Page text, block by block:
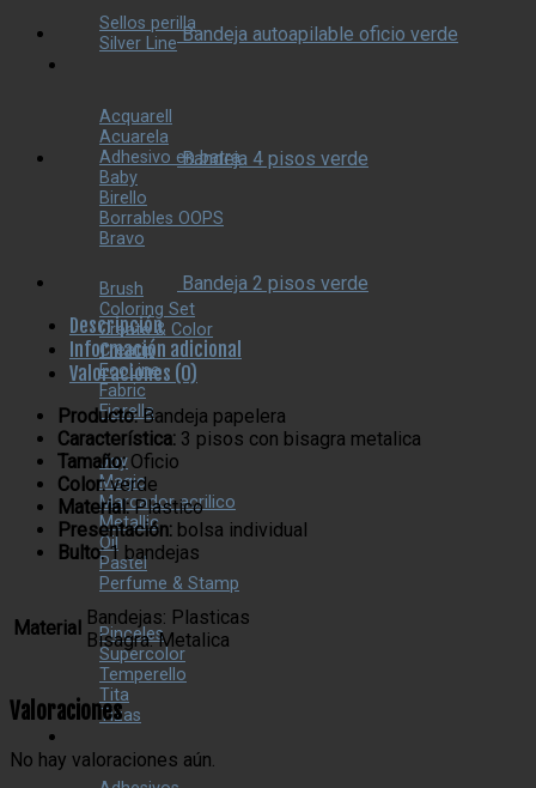
Sellos perilla
Silver Line
Acquarell
Acuarela
Adhesivo en barra
Baby
Birello
Borrables OOPS
Bravo
Brush
Coloring Set
Create & Color
Creatip
EcoLine
Fabric
Fiorella
Joy
Magic
Marcador acrilico
Metallic
Oil
Pastel
Perfume & Stamp
Pinceles
Supercolor
Temperello
Tita
Tizas
Bandeja autoapilable oficio verde
Bandeja 4 pisos verde
Bandeja 2 pisos verde
Descripción
Información adicional
Valoraciones (0)
Producto:Bandeja papelera
Característica: 3 pisos con bisagra metalica
Tamaño:Oficio
Color:verde
Material:Plastico
Presentación: bolsa individual
Bulto:1 bandejas
Material Bandejas: Plasticas
Bisagra: Metalica
Valoraciones
No hay valoraciones aún.